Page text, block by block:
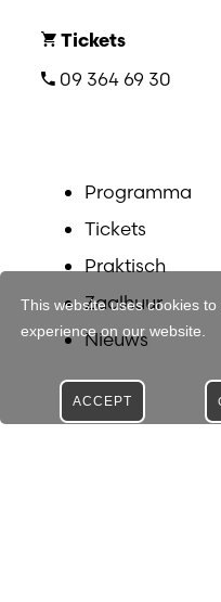
This website uses cookies
experience on our website.
ACCEPT
Tickets
09 364 69 30
Programma
Tickets
Praktisch
Zaalhuur
Nieuws